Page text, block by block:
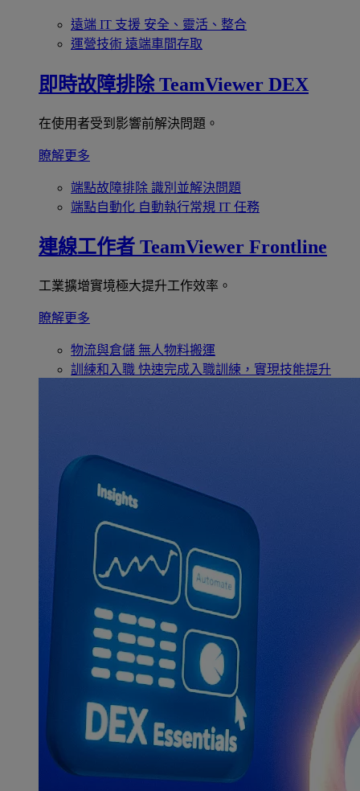
遠端 IT 支援 安全、靈活、整合
運營技術 遠端車間存取
即時故障排除 TeamViewer DEX
在使用者受到影響前解決問題。
瞭解更多
端點故障排除 識別並解決問題
端點自動化 自動執行常規 IT 任務
連線工作者 TeamViewer Frontline
工業擴增實境極大提升工作效率。
瞭解更多
物流與倉儲 無人物料搬運
訓練和入職 快速完成入職訓練，實現技能提升